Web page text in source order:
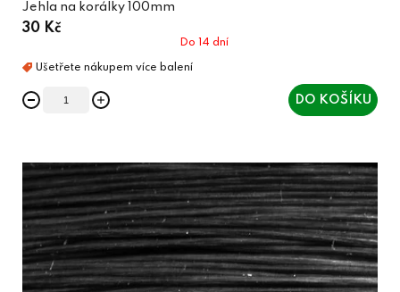
Jehla na korálky 100mm
30 Kč
Do 14 dní
DO KOŠÍKU